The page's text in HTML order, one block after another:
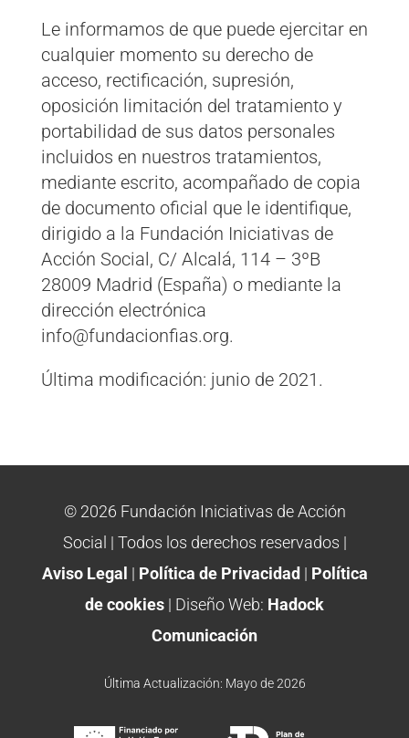
Le informamos de que puede ejercitar en
cualquier momento su derecho de
acceso, rectificación, supresión,
oposición limitación del tratamiento y
portabilidad de sus datos personales
incluidos en nuestros tratamientos,
mediante escrito, acompañado de copia
de documento oficial que le identifique,
dirigido a la Fundación Iniciativas de
Acción Social, C/ Alcalá, 114 – 3ºB
28009 Madrid (España) o mediante la
dirección electrónica
info@fundacionfias.org.
Última modificación: junio de 2021.
© 2026 Fundación Iniciativas de Acción
Social | Todos los derechos reservados |
Aviso Legal | Política de Privacidad | Política
de cookies | Diseño Web: Hadock
Comunicación
Última Actualización: Mayo de 2026